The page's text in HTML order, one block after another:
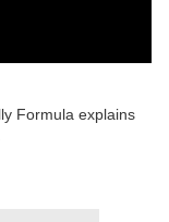
Formula explains